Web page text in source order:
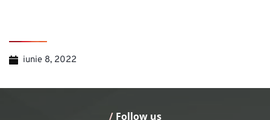
iunie 8, 2022
/ Follow us